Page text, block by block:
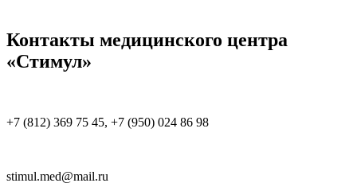
Контакты медицинского центра
«Стимул»
+7 (812) 369 75 45, +7 (950) 024 86 98
stimul.med@mail.ru